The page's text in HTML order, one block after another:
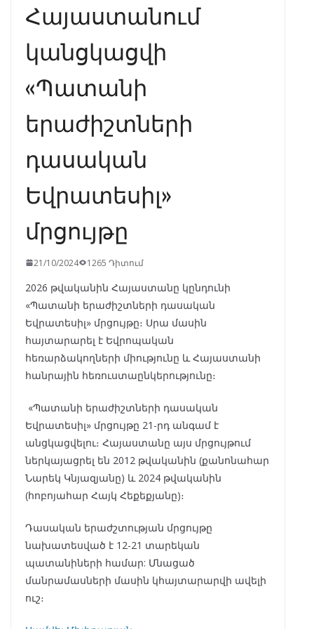
Հայաստանում
կանցկացվի
«Պատանի
երաժիշտների
դասական
Եվրատեսիլ»
մրցույթը
21/10/2024 1265 Դիտում
2026 թվականին Հայաստանը կընդունի
«Պատանի երաժիշտների դասական
Եվրատեսիլ» մրցույթը։ Սրա մասին
հայտարարել է Եվրոպական
հեռարձակողների միությունը և Հայաստանի
հանրային հեռուստաընկերությունը։
«Պատանի երաժիշտների դասական
Եվրատեսիլ» մրցույթը 21-րդ անգամ է
անցկացվելու։ Հայաստանը այս մրցույթում
ներկայացրել են 2012 թվականին (քանոնահար
Նարեկ Կնյազյանը) և 2024 թվականին
(հոբոյահար Հայկ Հեքեքյանը)։
Դասական երաժշտության մրցույթը
նախատեսված է 12-21 տարեկան
պատանիների համար: Մնացած
մանրամասների մասին կհայտարարվի ավելի
ուշ։